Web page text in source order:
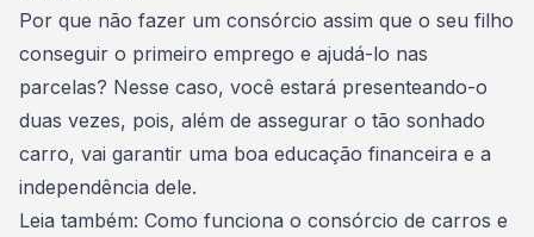
Por que não fazer um consórcio assim que o seu filho
conseguir o primeiro emprego e ajudá-lo nas
parcelas? Nesse caso, você estará presenteando-o
duas vezes, pois, além de assegurar o tão sonhado
carro, vai garantir uma boa educação financeira e a
independência dele.
Leia também: Como funciona o consórcio de carros e